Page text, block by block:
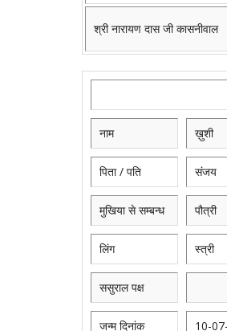
श्री नारायण दास जी कासनीवाल
नाम ख़ुशी
पिता / पति संजय
मुखिया से सम्बन्ध पौत्री
लिंग स्त्री
ससुराल पक्ष
जन्म दिनांक 10-